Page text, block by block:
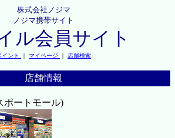
株式会社ノジマ
ノジマ携帯サイト
ル会員サイト
イント ｜ マイページ ｜ 店舗検索
店舗情報
ポートモール)